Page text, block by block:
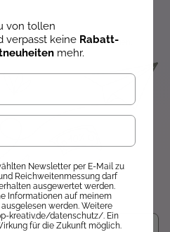
Buchpreisbindung unterliegen.
von tollen
verpasst keine Rabatt-
mehr.
Newsletter per E-Mail zu
Reichweitenmessung darf
ausgewertet werden.
Informationen auf meinem
werden. Weitere
kreativ.de/datenschutz/. Ein
für die Zukunft möglich.